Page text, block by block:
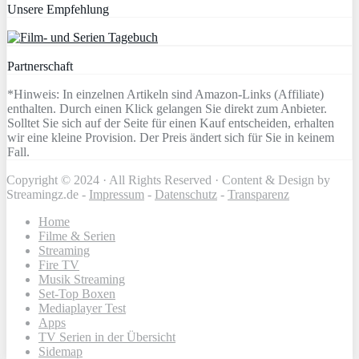
Unsere Empfehlung
Partnerschaft
*Hinweis: In einzelnen Artikeln sind Amazon-Links (Affiliate)
enthalten. Durch einen Klick gelangen Sie direkt zum Anbieter.
Solltet Sie sich auf der Seite für einen Kauf entscheiden, erhalten
wir eine kleine Provision. Der Preis ändert sich für Sie in keinem
Fall.
Copyright © 2024 · All Rights Reserved · Content & Design by
Streamingz.de - Impressum - Datenschutz - Transparenz
Home
Filme & Serien
Streaming
Fire TV
Musik Streaming
Set-Top Boxen
Mediaplayer Test
Apps
TV Serien in der Übersicht
Sidemap